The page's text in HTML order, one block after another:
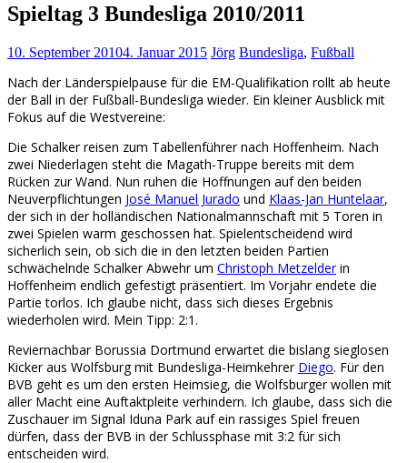
Spieltag 3 Bundesliga 2010/2011
10. September 20104. Januar 2015 Jörg Bundesliga, Fußball
Nach der Länderspielpause für die EM-Qualifikation rollt ab heute
der Ball in der Fußball-Bundesliga wieder. Ein kleiner Ausblick mit
Fokus auf die Westvereine:
Die Schalker reisen zum Tabellenführer nach Hoffenheim. Nach
zwei Niederlagen steht die Magath-Truppe bereits mit dem
Rücken zur Wand. Nun ruhen die Hoffnungen auf den beiden
Neuverpflichtungen José Manuel Jurado und Klaas-Jan Huntelaar,
der sich in der holländischen Nationalmannschaft mit 5 Toren in
zwei Spielen warm geschossen hat. Spielentscheidend wird
sicherlich sein, ob sich die in den letzten beiden Partien
schwächelnde Schalker Abwehr um Christoph Metzelderin
Hoffenheim endlich gefestigt präsentiert. Im Vorjahr endete die
Partie torlos. Ich glaube nicht, dass sich dieses Ergebnis
wiederholen wird. Mein Tipp: 2:1.
Reviernachbar Borussia Dortmund erwartet die bislang sieglosen
Kicker aus Wolfsburg mit Bundesliga-Heimkehrer Diego. Für den
BVB geht es um den ersten Heimsieg, die Wolfsburger wollen mit
aller Macht eine Auftaktpleite verhindern. Ich glaube, dass sich die
Zuschauer im Signal Iduna Park auf ein rassiges Spiel freuen
dürfen, dass der BVB in der Schlussphase mit 3:2 für sich
entscheiden wird.